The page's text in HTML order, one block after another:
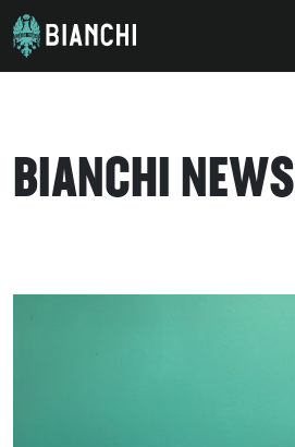
BIANCHI NEWS